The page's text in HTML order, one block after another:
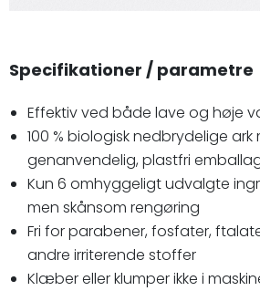
Specifikationer / parametre
Effektiv ved både lave og høje
100 % biologisk nedbrydelige ark
genanvendelig, plastfri
Kun 6 omhyggeligt udvalgte
men skånsom rengøring
Fri for parabener, fosfater,
andre irriterende stoffer
Klæber eller klumper ikke i